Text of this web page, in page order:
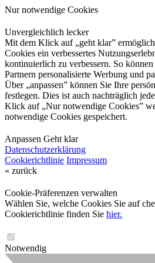
Nur notwendige Cookies
Unvergleichlich lecker
Mit dem Klick auf „geht klar”
Cookies ein verbessertes
kontinuierlich zu verbessern. So
Partnern personalisierte Werbung und
Über „anpassen” können Sie Ihre
festlegen. Dies ist auch nachträglich
Klick auf „Nur notwendige Cookies”
notwendige Cookies gespeichert.
Anpassen Geht klar
Datenschutzerklärung
Cookierichtlinie Impressum
« zurück
Cookie-Präferenzen verwalten
Wählen Sie, welche Cookies Sie auf
Cookierichtlinie finden Sie hier.
Notwendig